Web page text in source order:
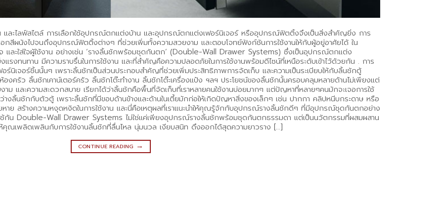
และไลฟ์สไตล์ การเลือกใช้อุปกรณ์ตกแต่งบ้าน และอุปกรณ์ตกแต่งเฟอร์นิเจอร์ หรืออุปกรณ์ฟิตติ้งจึงเป็นสิ่งสำคัญยิ่ง การ
อกสีผนังไปจนถึงอุปกรณ์ฟิตติ้งต่างๆ ที่ช่วยเพิ่มทั้งความสวยงาม และตอบโจทย์ฟังก์ชันการใช้งานให้กับผู้อยู่อาศัยได้ ใน
และใส่ใจผู้ใช้งาน อย่างเช่น ‘รางลิ้นชักพร้อมชุดกันตก’ (Double-Wall Drawer Systems) ซึ่งเป็นอุปกรณ์ตกแต่ง
รงทนทาน มีความราบรื่นในการใช้งาน และที่สำคัญคือความปลอดภัยในการใช้งานพร้อมดีไซน์ที่เหนือระดับเข้าไว้ด้วยกัน . การ
ร์นิเจอร์ชิ้นนั้นๆ เพราะลิ้นชักเป็นส่วนประกอบสำคัญที่ช่วยเพิ่มประสิทธิภาพการจัดเก็บ และความเป็นระเบียบให้กับลิ้นชักตู้
งครัว ลิ้นชักเคาน์เตอร์ครัว ลิ้นชักโต๊ะทำงาน ลิ้นชักโต๊ะเครื่องแป้ง ฯลฯ ประโยชน์ของลิ้นชักนั้นครอบคลุมหลายด้านไม่เพียงแต่
าม และความสะดวกสบาย เรียกได้ว่าลิ้นชักคือพื้นที่จัดเก็บที่เราหลายคนใช้งานบ่อยมากๆ แต่ปัญหาที่หลายๆคนมักจะเจอการใช้
งลิ้นชักกับตัวตู้ เพราะลิ้นชักที่มีขอบด้านข้างและด้านในเตี้ยมักก่อให้เกิดปัญหาสิ่งของเล็กๆ เช่น ปากกา คลิปหนีบกระดาษ หรือ
หาย สร้างความหงุดหงิดในการใช้งาน และนี่คือเหตุผลที่เราแนะนำให้คุณรู้จักกับอุปกรณ์รางลิ้นชักดีๆ ที่มีอุปกรณ์ชุดกันตกอย่าง
กัน Double-Wall Drawer Systems ไม่ใช่แค่เพียงอุปกรณ์รางลิ้นชักพร้อมชุดกันตกธรรมดา แต่เป็นนวัตกรรมที่ผสมผสาน
ณเพลิดเพลินกับการใช้งานลิ้นชักที่ลื่นไหล นุ่มนวล เงียบสนิท ดึงออกได้สุดความยาวราง […]
CONTINUE READING →